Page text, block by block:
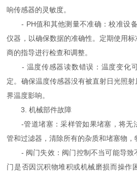
响传感器的灵敏度。
- PH值和其他测量不准确：校准设备
仪器，以确保数据的准确性。定期使用
商的指导进行检查和调整。
- 温度传感器读数错误：温度变化可
定。确保温度传感器没有被直射日光照
界温度影响。
3. 机械部件故障
-管道堵塞：采样管如果堵塞，将无
管和过滤器，清除所有的杂质和堵塞物，
- 阀门失效：阀门控制不当可能导致
门是否因沉积物堆积或机械磨损而操作